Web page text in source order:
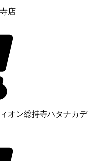
店
オン総持寺ハタナカデ